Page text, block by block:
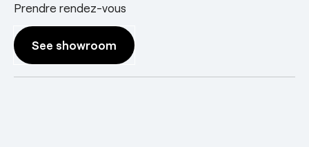
Prendre rendez-vous
See showroom